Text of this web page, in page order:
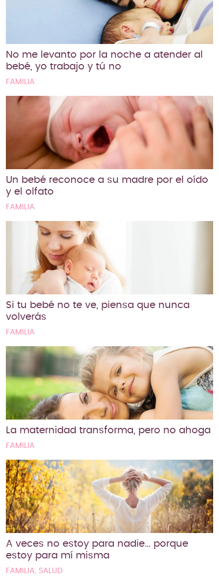
No me levanto por la noche a atender al
bebé, yo trabajo y tú no
FAMILIA
Un bebé reconoce a su madre por el oído
y el olfato
FAMILIA
Si tu bebé no te ve, piensa que nunca
volverás
FAMILIA
La maternidad transforma, pero no ahoga
FAMILIA
A veces no estoy para nadie… porque
estoy para mí misma
FAMILIA, SALUD